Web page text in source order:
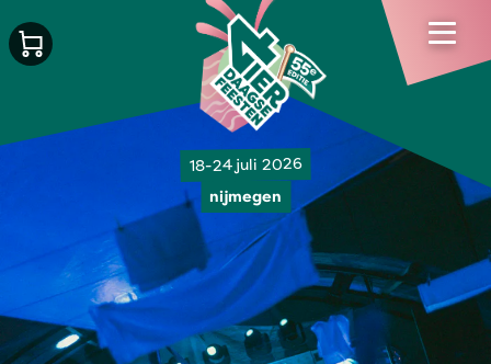
18-24 juli 2026
nijmegen